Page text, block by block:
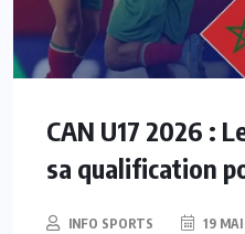
CAN U17 2026 :
sa qualification
INFO SPORTS 19